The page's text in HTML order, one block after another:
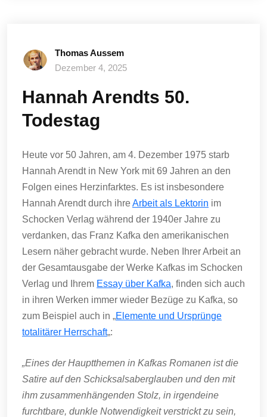
Thomas Aussem
Dezember 4, 2025
Hannah Arendts 50.
Todestag
Heute vor 50 Jahren, am 4. Dezember 1975 starb
Hannah Arendt in New York mit 69 Jahren an den
Folgen eines Herzinfarktes. Es ist insbesondere
Hannah Arendt durch ihreArbeit als Lektorin im
Schocken Verlag während der 1940er Jahre zu
verdanken, das Franz Kafka den amerikanischen
Lesern näher gebracht wurde. Neben Ihrer Arbeit an
der Gesamtausgabe der Werke Kafkas im Schocken
Verlag und Ihrem Essay über Kafka, finden sich auch
in ihren Werken immer wieder Bezüge zu Kafka, so
zum Beispiel auch in „Elemente und Ursprünge
totalitärer Herrschaft„:
„Eines der Hauptthemen in Kafkas Romanen ist die
Satire auf den Schicksalsaberglauben und den mit
ihm zusammenhängenden Stolz, in irgendeine
furchtbare, dunkle Notwendigkeit verstrickt zu sein,